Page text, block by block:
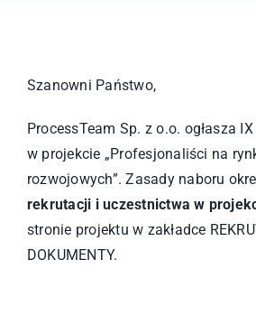
Szanowni Państwo,
ProcessTeam Sp. z o.o. ogłasza IX
w projekcie „Profesjonaliści na
rozwojowych”. Zasady naboru
rekrutacji i uczestnictwa w
stronie projektu w zakładce
DOKUMENTY.